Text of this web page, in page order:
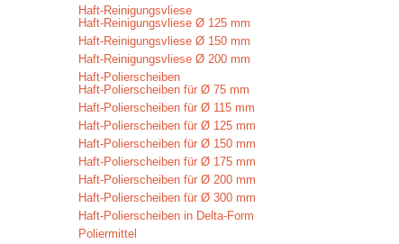
Haft-Reinigungsvliese
Haft-Reinigungsvliese Ø 125 mm
Haft-Reinigungsvliese Ø 150 mm
Haft-Reinigungsvliese Ø 200 mm
Haft-Polierscheiben
Haft-Polierscheiben für Ø 75 mm
Haft-Polierscheiben für Ø 115 mm
Haft-Polierscheiben für Ø 125 mm
Haft-Polierscheiben für Ø 150 mm
Haft-Polierscheiben für Ø 175 mm
Haft-Polierscheiben für Ø 200 mm
Haft-Polierscheiben für Ø 300 mm
Haft-Polierscheiben in Delta-Form
Poliermittel